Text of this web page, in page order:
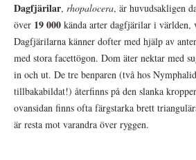
Dagfjärilar, rhopalocera, är huvudsakligen
över 19 000 kända arter dagfjärilar i världen,
Dagfjärilarna känner dofter med hjälp av
med stora facettögon. Dom äter nektar med
in och ut. De tre benparen (två hos
tillbakabildat!) återfinns på den slanka
ovansidan finns ofta färgstarka brett
är resta mot varandra över ryggen.